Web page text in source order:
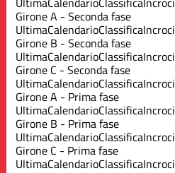
Girone A - Seconda fase
UltimaCalendarioClassificaIncroci
Girone B - Seconda fase
UltimaCalendarioClassificaIncroci
Girone C - Seconda fase
UltimaCalendarioClassificaIncroci
Girone A - Prima fase
UltimaCalendarioClassificaIncroci
Girone B - Prima fase
UltimaCalendarioClassificaIncroci
Girone C - Prima fase
UltimaCalendarioClassificaIncroci